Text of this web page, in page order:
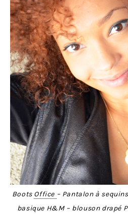
Boots Office – Pantalon à
basique H&M – blouson drapé